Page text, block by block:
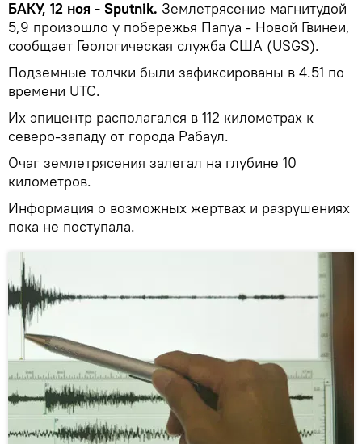
БАКУ, 12 ноя - Sputnik. Землетрясение магнитудой
5,9 произошло у побережья Папуа - Новой Гвинеи,
сообщает Геологическая служба США (USGS).
Подземные толчки были зафиксированы в 4.51 по
времени UTC.
Их эпицентр располагался в 112 километрах к
северо-западу от города Рабаул.
Очаг землетрясения залегал на глубине 10
километров.
Информация о возможных жертвах и разрушениях
пока не поступала.